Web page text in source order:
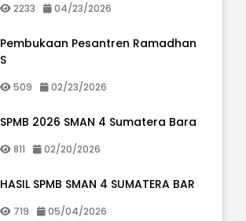
2233 04/23/2026
Pembukaan Pesantren Ramadhan
S
509 02/23/2026
SPMB 2026 SMAN 4 Sumatera Bara
811 02/20/2026
HASIL SPMB SMAN 4 SUMATERA BAR
719 05/04/2026